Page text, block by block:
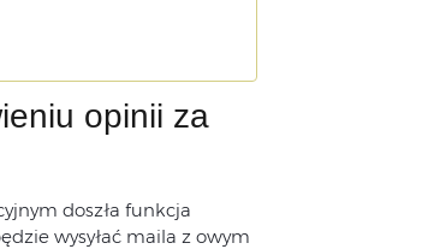
opinii za
doszła funkcja
wysyłać maila z owym